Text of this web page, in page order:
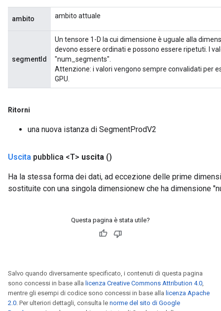
ambito ambito attuale
segmentId
Un tensore 1-D la cui dimensione è uguale alla
devono essere ordinati e possono essere ripetuti. I
"num_segments".
Attenzione: i valori vengono sempre convalidati per
GPU.
Ritorni
una nuova istanza di SegmentProdV2
Uscita pubblica <T> uscita ()
Ha la stessa forma dei dati, ad eccezione delle prime
sostituite con una singola dimensionew che ha dimensione
Questa pagina è stata utile?
Salvo quando diversamente specificato, i contenuti di questa pagina
sono concessi in base alla licenza Creative Commons Attribution 4.0,
mentre gli esempi di codice sono concessi in base alla licenza Apache
2.0. Per ulteriori dettagli, consulta le norme del sito di Google